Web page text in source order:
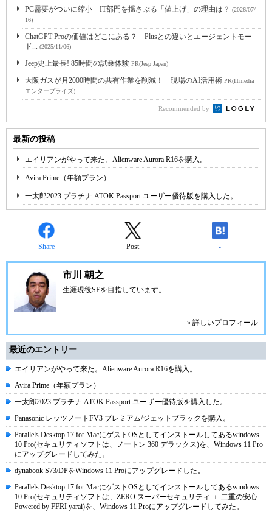
PC需要がついに縮小 IT部門を揺さぶる「値上げ」の理由は？ (2026/07/
16)
ChatGPT Proの価値はどこにある？ Plusとの違いとエージェントモー
ド... (2025/11/06)
Jeep史上最長! 85時間の試乗体験 PR(Jeep Japan)
大阪ガスが月2000時間の共有作業を削減！ 現場のAI活用術 PR(ITmedia
エンタープライズ)
Recommended by
最新の投稿
エイリアンがやって来た。Alienware Aurora R16を購入。
Avira Prime（年額プラン）
一太郎2023 プラチナ ATOK Passport ユーザー優待版を購入した。
Share Post -
市川 朝之
生涯現役SEを目指しています。
» 詳しいプロフィール
最近のエントリー
エイリアンがやって来た。Alienware Aurora R16を購入。
Avira Prime（年額プラン）
一太郎2023 プラチナ ATOK Passport ユーザー優待版を購入した。
Panasonic レッツノートFV3 プレミアム/ジェットブラックを購入。
Parallels Desktop 17 for MacにゲストOSとしてインストールしてあるwindows
10 Pro(セキュリティソフトは、ノートン 360 デラックス)を、Windows 11 Pro
にアップグレードしてみた。
dynabook S73/DPをWindows 11 Proにアップグレードした。
Parallels Desktop 17 for MacにゲストOSとしてインストールしてあるwindows
10 Pro(セキュリティソフトは、ZERO スーパーセキュリティ ＋ 二重の安心
Powered by FFRI yarai)を、Windows 11 Proにアップグレードしてみた。